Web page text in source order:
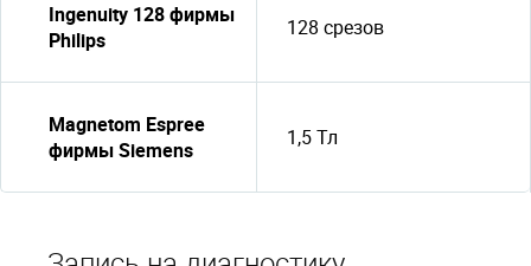
Ingenuity 128 фирмы
Philips
128 срезов
Magnetom Espree
фирмы Siemens
1,5 Тл